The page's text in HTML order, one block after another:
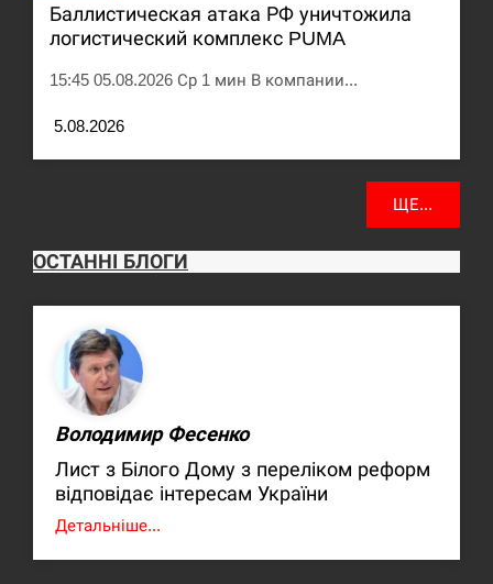
Баллистическая атака РФ уничтожила
логистический комплекс PUMA
15:45 05.08.2026 Ср 1 мин В компании...
5.08.2026
ЩЕ...
ОСТАННІ БЛОГИ
Володимир Фесенко
Лист з Білого Дому з переліком реформ
відповідає інтересам України
Детальніше...